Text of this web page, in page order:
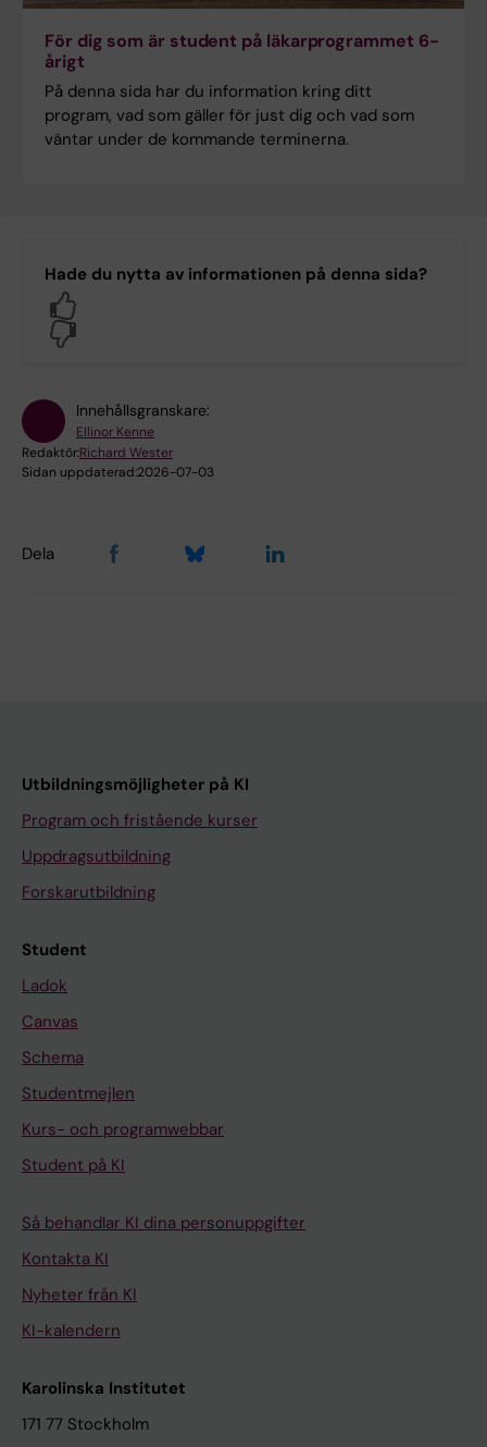
För dig som är student på läkarprogrammet 6-
årigt
På denna sida har du information kring ditt
program, vad som gäller för just dig och vad som
väntar under de kommande terminerna.
Hade du nytta av informationen på denna sida?
Innehållsgranskare:
Ellinor Kenne
Redaktör:Richard Wester
Sidan uppdaterad:2026-07-03
Dela
Utbildningsmöjligheter på KI
Program och fristående kurser
Uppdragsutbildning
Forskarutbildning
Student
Ladok
Canvas
Schema
Studentmejlen
Kurs- och programwebbar
Student på KI
Så behandlar KI dina personuppgifter
Kontakta KI
Nyheter från KI
KI-kalendern
Karolinska Institutet
171 77 Stockholm